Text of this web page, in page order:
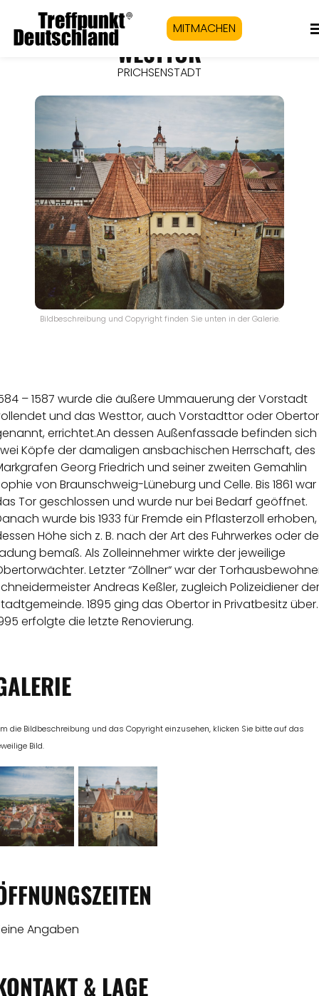
MITMACHEN
WESTTOR
PRICHSENSTADT
Bildbeschreibung und Copyright finden Sie unten in der Galerie.
– 1587 wurde die äußere Ummauerung der Vorstadt
und das Westtor, auch Vorstadttor oderObertor
errichtet.An dessen Außenfassade befinden sich
Köpfe der damaligen ansbachischen Herrschaft, des
Georg Friedrich und seiner zweiten Gemahlin
von Braunschweig-Lüneburg und Celle. Bis 1861 war
Tor geschlossen und wurde nurbei Bedarf geöffnet.
wurde bis 1933 für Fremde ein Pflasterzoll erhoben,
Höhe sich z. B. nach der Art des Fuhrwerkes oder
bemaß. Als Zolleinnehmer wirkte der jeweilige
Letzter “Zöllner“ war der
Andreas Keßler, zugleich Polizeidiener der
1895 ging das Obertor in Privatbesitz über.
erfolgte die letzte Renovierung.
die Bildbeschreibung und das Copyright einzusehen, klicken Sie bitte auf das
Bild.
Angaben
& LAGE